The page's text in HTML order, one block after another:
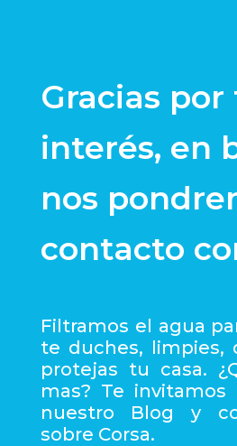
Gracias por
interés, en
nos
contacto
Filtramos el agua
te duches, limpies,
protejas tu casa.
mas? Te
nuestro Blog y
sobre Corsa.